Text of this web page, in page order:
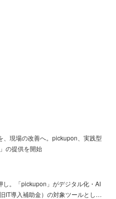
、現場の改善へ。pickupon、実践型
の提供を開始
し。「pickupon」がデジタル化・AI
IT導入補助金）の対象ツールとし…